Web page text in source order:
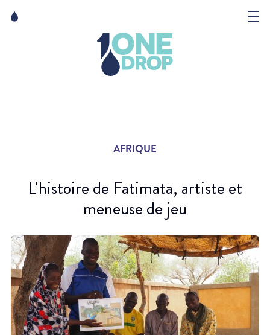
AFRIQUE
L'histoire de Fatimata, artiste et
meneuse de jeu